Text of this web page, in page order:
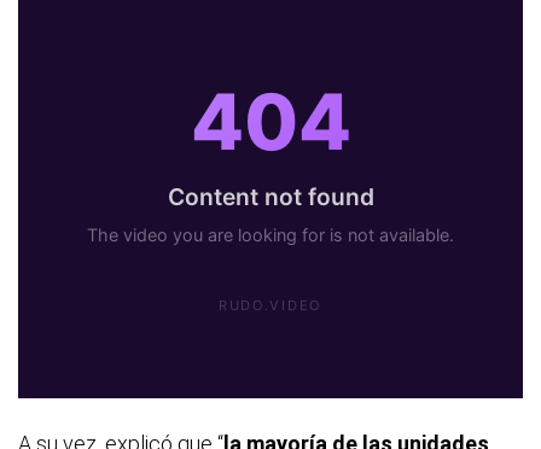
A su vez, explicó que “ la mayoría de las unidades